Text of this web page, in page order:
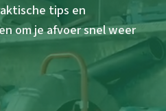
tips en
om je afvoer snel weer